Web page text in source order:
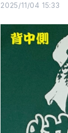
2025/11/04 15:33